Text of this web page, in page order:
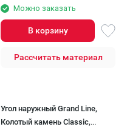
Можно заказать
В корзину
Рассчитать материал
Угол наружный Grand Line,
Колотый камень Classic,